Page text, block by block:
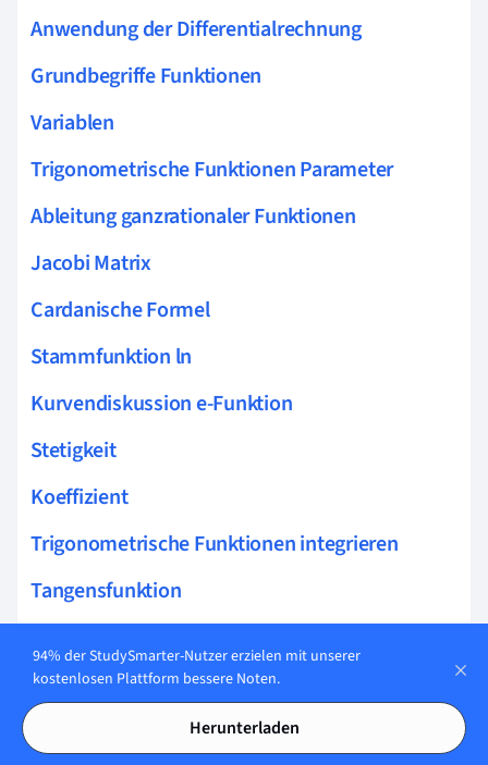
Anwendung der Differentialrechnung
Grundbegriffe Funktionen
Variablen
Trigonometrische Funktionen Parameter
Ableitung ganzrationaler Funktionen
Jacobi Matrix
Cardanische Formel
Stammfunktion ln
Kurvendiskussion e-Funktion
Stetigkeit
Koeffizient
Trigonometrische Funktionen integrieren
Tangensfunktion
Allgemeine Exponentialfunktion
Definitionslücke gebrochen rationale Funktion
94% der StudySmarter-Nutzer erzielen mit unserer
kostenlosen Plattform bessere Noten.
Herunterladen